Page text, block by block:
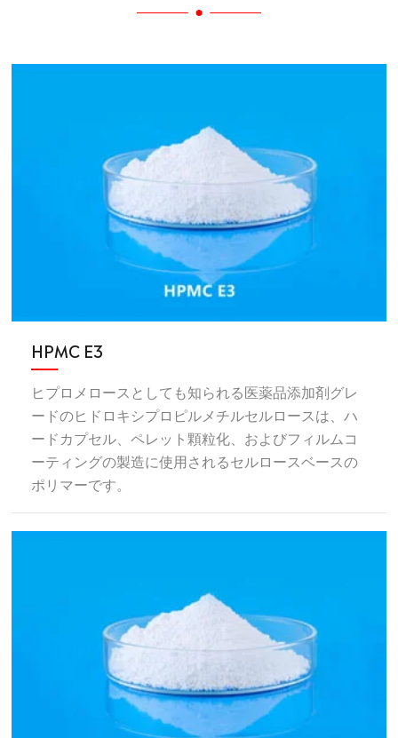
HPMC E3
ヒプロメロースとしても知られる医薬品添加剤グレ
ードのヒドロキシプロピルメチルセルロースは、ハ
ードカプセル、ペレット顆粒化、およびフィルムコ
ーティングの製造に使用されるセルロースベースの
ポリマーです。